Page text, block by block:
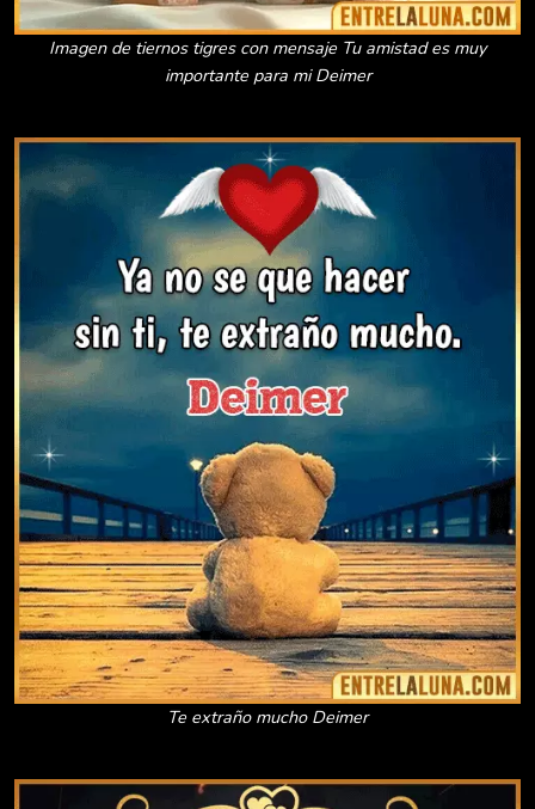
Imagen de tiernos tigres con mensaje Tu amistad es muy
importante para mi Deimer
Te extraño mucho Deimer